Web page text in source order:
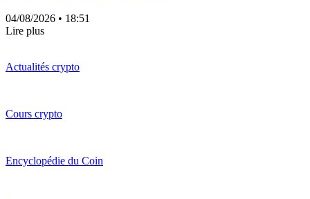
04/08/2026 • 18:51
Lire plus
Actualités crypto
Cours crypto
Encyclopédie du Coin